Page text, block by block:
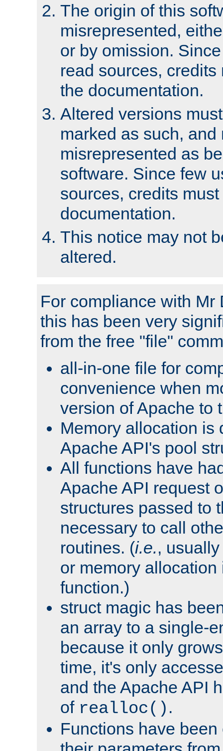
The origin of this
misrepresented,
or by omission.
read sources,
the documentation.
Altered versions
marked as such, and
misrepresented as
software. Since few
sources, credits
documentation.
This notice may not
altered.
For compliance with Mr
this has been very
from the free "file"
all-in-one file for
convenience when
version of Apache to
Memory allocation is
Apache API's pool
All functions have
Apache API request
structures passed to
necessary to call
routines. (i.e.,
or memory
function.)
struct magic has
an array to a single-
because it only
time, it's only
and the Apache API
of realloc() .
Functions have